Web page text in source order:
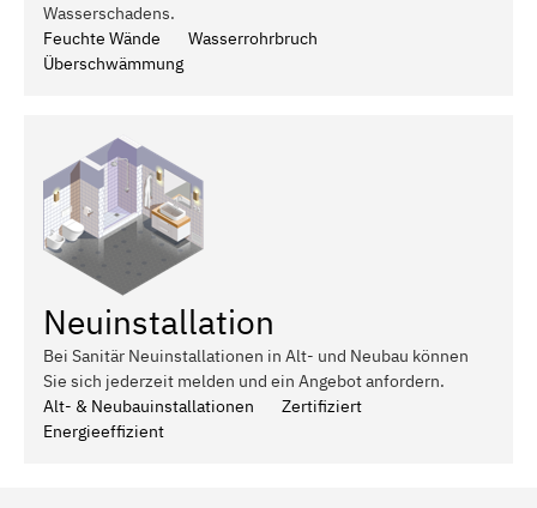
Wasserschadens.
Feuchte Wände
Wasserrohrbruch
Überschwämmung
Neuinstallation
Bei Sanitär Neuinstallationen in Alt- und Neubau können
Sie sich jederzeit melden und ein Angebot anfordern.
Alt- & Neubauinstallationen
Zertifiziert
Energieeffizient